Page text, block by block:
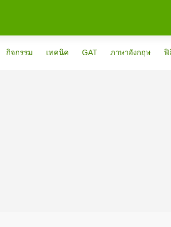
กิจกรรม เทคนิค GAT ภาษาอังกฤษ ฟิ